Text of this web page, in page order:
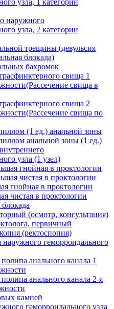
узла, 1 категории
наружного
узла, 2 категории
трещины (девульсия
блокада)
бахромок
свища 1
свища в
свища 2
свища по
(1 ед.) анальной зоны
анальной зоны (1 ед.)
узла (1 узел)
гнойная в проктологии
чистая в проктологии
гнойная в проктологии
чистая в проктологии
(осмотр, консультация)
первичный
(ректоспопия)
геморроидального
анального канала 1
анального канала 2-я
камней
геморроидального узла